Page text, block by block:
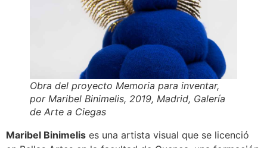
Obra del proyecto Memoria para inventar,
por Maribel Binimelis, 2019, Madrid, Galería
de Arte a Ciegas
Maribel Binimelis es una artista visual que se licenció